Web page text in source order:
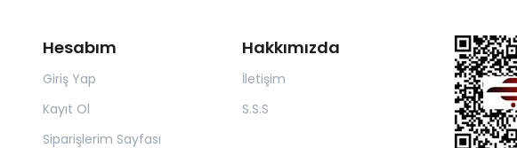
Hesabım
Giriş Yap
Kayıt Ol
Siparişlerim Sayfası
Hakkımızda
İletişim
S.S.S